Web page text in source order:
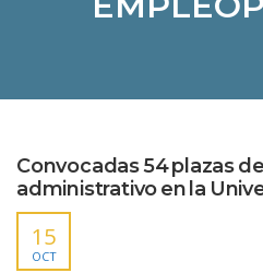
Convocadas 54 plazas
administrativo en la
15
OCT